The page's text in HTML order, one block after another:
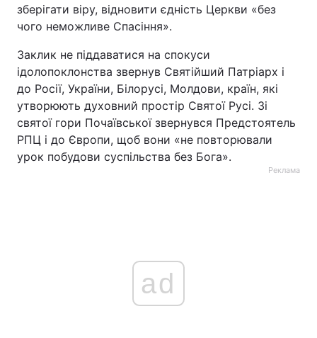
Тема оформлення
зберігати віру, відновити єдність Церкви «без
чого неможливе Спасіння».
Заклик не піддаватися на спокуси
ідолопоклонства звернув Святійший Патріарх і
до Росії, України, Білорусі, Молдови, країн, які
утворюють духовний простір Святої Русі. Зі
святої гори Почаївської звернувся Предстоятель
РПЦ і до Європи, щоб вони «не повторювали
урок побудови суспільства без Бога».
Реклама
ad